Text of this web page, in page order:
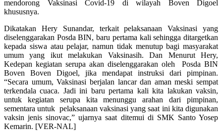
mendorong Vaksinasi Covid-19 di wilayah Boven Digoel
khususnya.
Dikatakan Hery Sunandar, terkait pelaksanaan Vaksinasi yang
diselenggarakan Posda BIN, baru pertama kali sehingga ditargetkan
kepada siswa atau pelajar, namun tidak menutup bagi masyarakat
umum yang ikut melakukan Vaksinasih. Dan Menurut Hery,
Kedepan kegiatan serupa akan diselenggarakan oleh Posda BIN
Boven Boven Digoel, jika mendapat instruksi dari pimpinan.
“Secara umum, Vaksinasi berjalan lancar dan aman meski sempat
terkendala cuaca. Jadi ini baru pertama kali kita lakukan vaksin,
untuk kegiatan serupa kita menunggu arahan dari pimpinan,
sementara untuk pelaksanaan vaksinasi yang saat ini kita digunakan
vaksin jenis sinovac,” ujarnya saat ditemui di SMK Santo Yosep
Kemarin. [VER-NAL]